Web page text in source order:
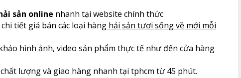
sản online nhanh tại website chính thức
tiết giá bán các loại hàng hải sản tươi sống về mới mỗi
hình ảnh, video sản phẩm thực tế như đến cửa hàng
lượng và giao hàng nhanh tại tphcm từ 45 phút.